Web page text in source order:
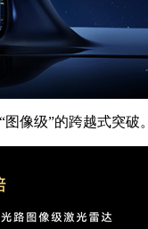
像级”的跨越式突破。